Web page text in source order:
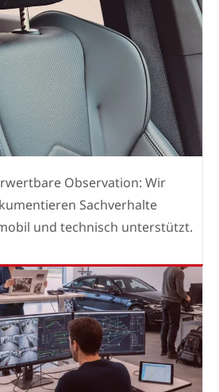
Observation: Wir
Sachverhalte
und technisch unterstützt.